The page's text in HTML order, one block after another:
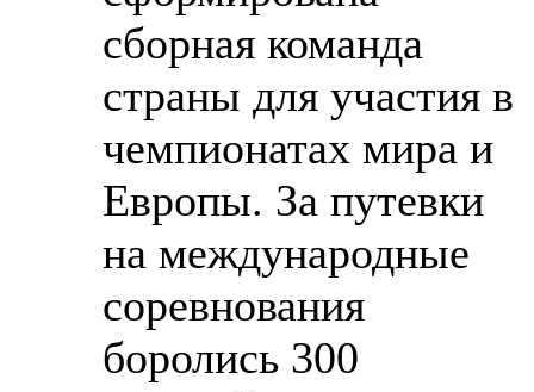
сборная команда
страны для участия в
чемпионатах мира и
Европы. За путевки
на международные
соревнования
боролись 300